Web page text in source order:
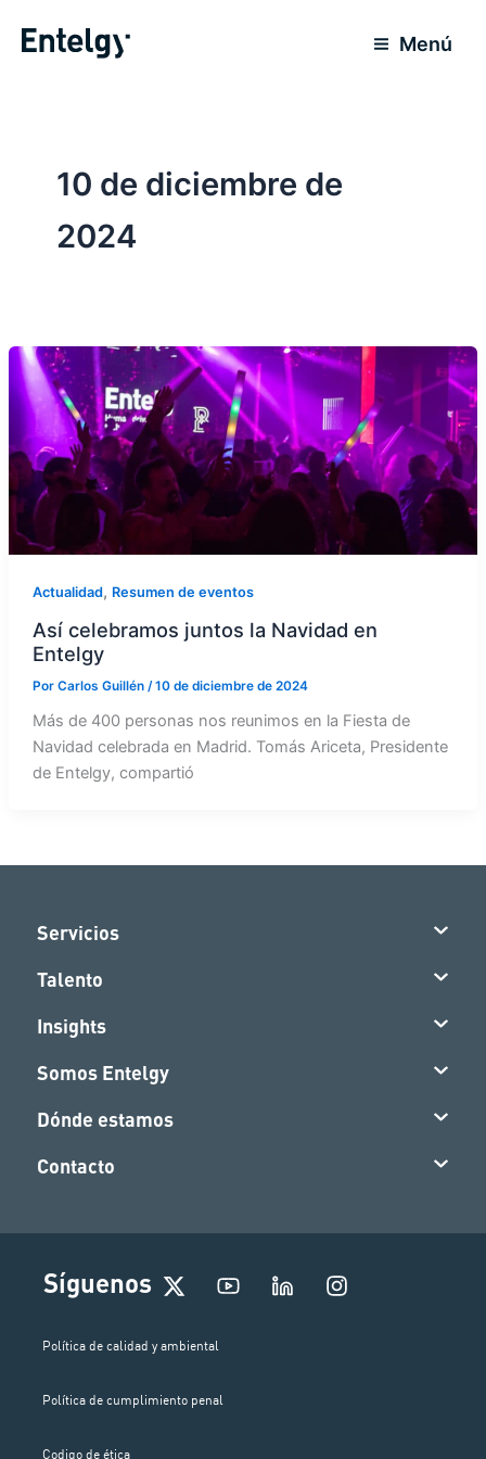
Menú
10 de diciembre de
2024
Actualidad, Resumen de eventos
Así celebramos juntos la Navidad en
Entelgy
Por Carlos Guillén /10 de diciembre de 2024
Más de 400 personas nos reunimos en la Fiesta de
Navidad celebrada en Madrid. Tomás Ariceta, Presidente
de Entelgy, compartió
Servicios
Talento
Insights
Somos Entelgy
Dónde estamos
Contacto
Síguenos
I
n
Política de calidad y ambiental
Política de cumplimiento penal
Codigo de ética